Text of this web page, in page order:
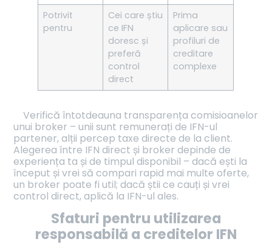
Potrivit
pentru
Cei care știu
ce IFN
doresc și
preferă
control
direct
Prima
aplicare sau
profiluri de
creditare
complexe
Verifică întotdeauna transparența comisioanelor
unui broker – unii sunt remunerați de IFN-ul
partener, alții percep taxe directe de la client.
Alegerea între IFN direct și broker depinde de
experiența ta și de timpul disponibil – dacă ești la
început și vrei să compari rapid mai multe oferte,
un broker poate fi util; dacă știi ce cauți și vrei
control direct, aplică la IFN-ul ales.
Sfaturi pentru utilizarea
responsabilă a creditelor IFN